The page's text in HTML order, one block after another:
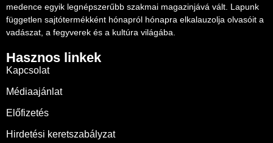
medence egyik legnépszerűbb szakmai magazinjává vált. Lapunk
független sajtótermékként hónapról hónapra elkalauzolja olvasóit a
vadászat, a fegyverek és a kultúra világába.
Hasznos linkek
Kapcsolat
Médiaajánlat
Előfizetés
Hirdetési keretszabályzat